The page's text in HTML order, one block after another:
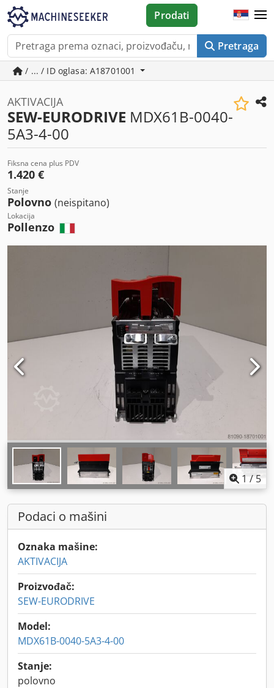
Pretraga
Prodati
/ ... / ID oglasa: A18701001
AKTIVACIJA
SEW-EURODRIVE MDX61B-0040-
5A3-4-00
Fiksna cena plus PDV
1.420 €
Stanje
Polovno (neispitano)
Lokacija
Pollenzo
1/5
Podaci o mašini
Oznaka mašine:
AKTIVACIJA
Proizvođač:
SEW-EURODRIVE
Model:
MDX61B-0040-5A3-4-00
Stanje:
polovno